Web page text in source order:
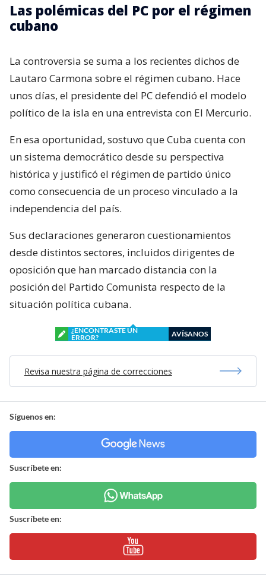
Las polémicas del PC por el régimen
cubano
La controversia se suma a los recientes dichos de
Lautaro Carmona sobre el régimen cubano. Hace
unos días, el presidente del PC defendió el modelo
político de la isla en una entrevista con El Mercurio.
En esa oportunidad, sostuvo que Cuba cuenta con
un sistema democrático desde su perspectiva
histórica y justificó el régimen de partido único
como consecuencia de un proceso vinculado a la
independencia del país.
Sus declaraciones generaron cuestionamientos
desde distintos sectores, incluidos dirigentes de
oposición que han marcado distancia con la
posición del Partido Comunista respecto de la
situación política cubana.
¿ENCONTRASTE UN
ERROR?
AVÍSANOS
Revisa nuestra página de correcciones
Síguenos en:
Suscríbete en:
Suscríbete en: